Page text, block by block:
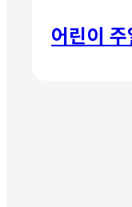
어린이 주